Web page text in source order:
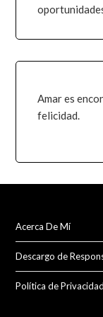
Amar es
felicidad.
Acerca De Mí
Descargo de
Política de Privacidad